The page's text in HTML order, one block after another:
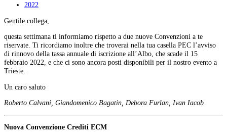
2022
Gentile collega,
questa settimana ti informiamo rispetto a due nuove Convenzioni a te
riservate. Ti ricordiamo inoltre che troverai nella tua casella PEC l’avviso
di rinnovo della tassa annuale di iscrizione all’Albo, che scade il 15
febbraio 2022, e che ci sono ancora posti disponibili per il nostro evento a
Trieste.
Un caro saluto
Roberto Calvani, Giandomenico Bagatin, Debora Furlan, Ivan Iacob
Nuova Convenzione Crediti ECM